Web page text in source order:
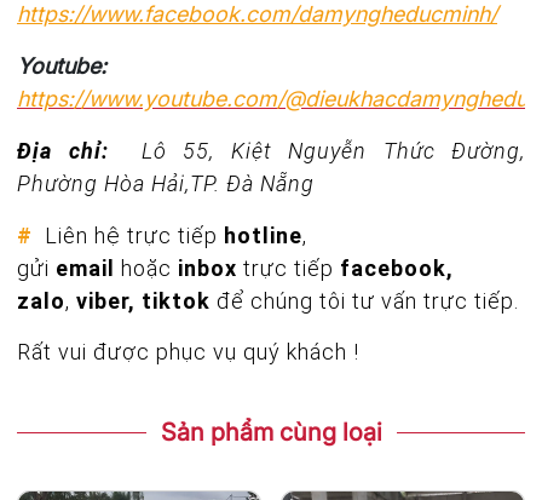
https://www.facebook.com/damyngheducminh/
Youtube:
https://www.youtube.com/
Địa chỉ: Lô 55, Kiệt Nguyễn Thức Đường,
Phường Hòa Hải,TP. Đà Nẵng
# Liên hệ trực tiếp hotline,
gửi email hoặc inbox trực tiếp facebook,
zalo, viber, tiktok để chúng tôi tư vấn trực tiếp.
Rất vui được phục vụ quý khách !
Sản phẩm cùng loại